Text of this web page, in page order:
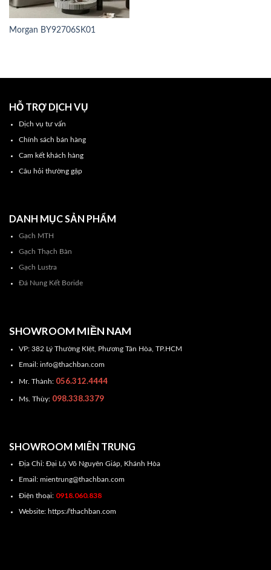
Morgan BY92706SK01
HỖ TRỢ DỊCH VỤ
Dịch vụ tư vấn
Chính sách bán hàng
Cam kết khách hàng
Câu hỏi thường gặp
DANH MỤC SẢN PHẨM
Gạch MTH
Gạch Thạch Bàn
Gạch Lustra
Đá Nung Kết Boride
SHOWROOM MIỀN NAM
VP: 382 Lý Thường KIệt, Phương Tân Hòa, TP.HCM
Email: info@thachban.com
Mr. Thành:056.312.4444
Ms. Thùy: 098.338.3379
SHOWROOM MIÊN TRUNG
Địa Chỉ: Đại Lộ Võ Nguyên Giáp, Khánh Hòa
Email: mientrung@thachban.com
Điện thoại: 0918.060.838
Website: https://thachban.com